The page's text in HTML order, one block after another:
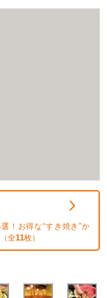
！お得な“すき焼き”か
全11枚）